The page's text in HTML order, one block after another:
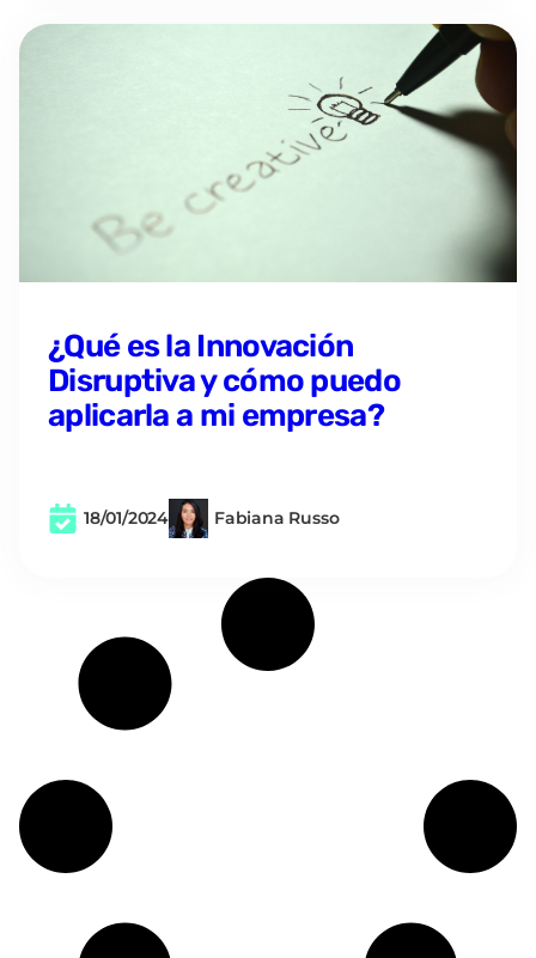
¿Qué es la Innovación
Disruptiva y cómo puedo
aplicarla a mi empresa?
18/01/2024 Fabiana Russo